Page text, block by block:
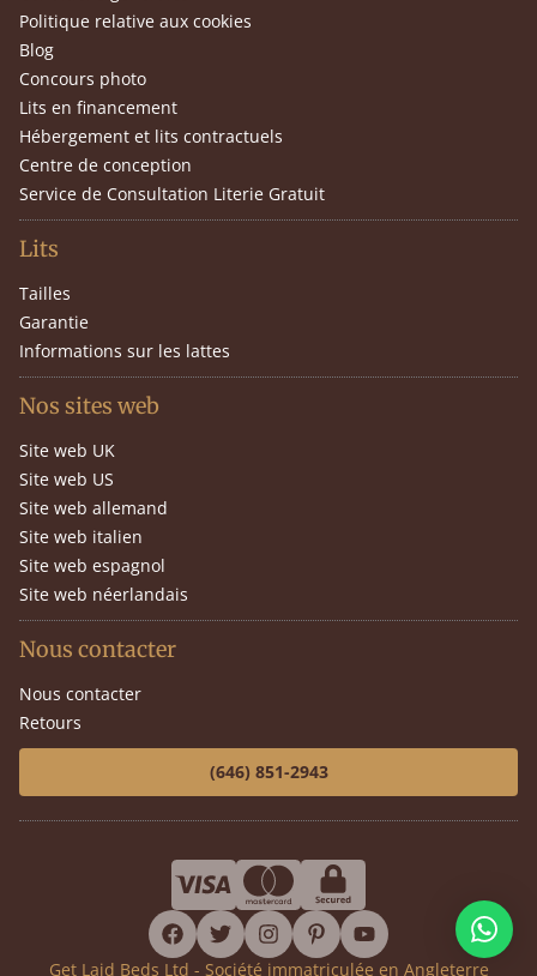
Politique relative aux cookies
Blog
Concours photo
Lits en financement
Hébergement et lits contractuels
Centre de conception
Service de Consultation Literie Gratuit
Lits
Tailles
Garantie
Informations sur les lattes
Nos sites web
Site web UK
Site web US
Site web allemand
Site web italien
Site web espagnol
Site web néerlandais
Nous contacter
Nous contacter
Retours
(646) 851-2943
facebook
twitterinstagram
pinterestyoutube
Get Laid Beds Ltd - Société immatriculée en Angleterre